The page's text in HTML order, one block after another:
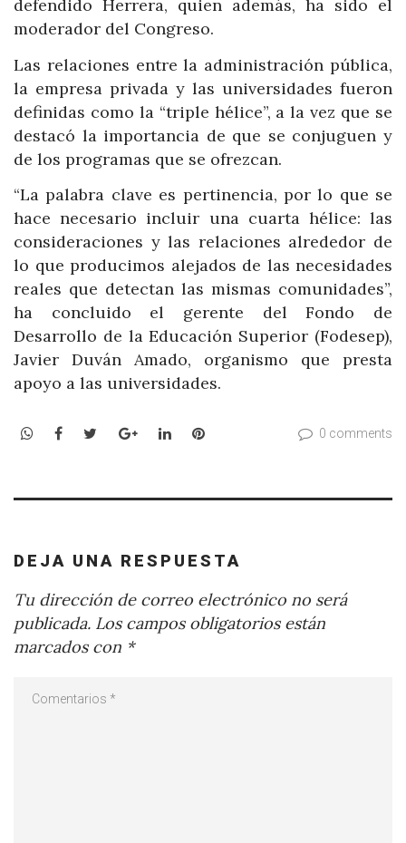
defendido Herrera, quien además, ha sido el
moderador del Congreso.
Las relaciones entre la administración pública,
la empresa privada y las universidades fueron
definidas como la “triple hélice”, a la vez que se
destacó la importancia de que se conjuguen y
de los programas que se ofrezcan.
“La palabra clave es pertinencia, por lo que se
hace necesario incluir una cuarta hélice: las
consideraciones y las relaciones alrededor de
lo que producimos alejados de las necesidades
reales que detectan las mismas comunidades”,
ha concluido el gerente del Fondo de
Desarrollo de la Educación Superior (Fodesep),
Javier Duván Amado, organismo que presta
apoyo a las universidades.
WhatsApp
Facebook
TwitterGoogle+LinkedInPinterest 0 comments
DEJA UNA RESPUESTA
Tu dirección de correo electrónico no será
publicada. Los campos obligatorios están
marcados con *